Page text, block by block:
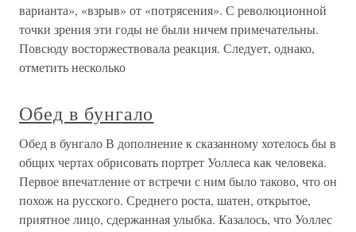
варианта», «взрыв» от «потрясения». С революционной
точки зрения эти годы не были ничем примечательны.
Повсюду восторжествовала реакция. Следует, однако,
отметить несколько
Обед в бунгало
Обед в бунгало В дополнение к сказанному хотелось бы в
общих чертах обрисовать портрет Уоллеса как человека.
Первое впечатление от встречи с ним было таково, что он
похож на русского. Среднего роста, шатен, открытое,
приятное лицо, сдержанная улыбка. Казалось, что Уоллес